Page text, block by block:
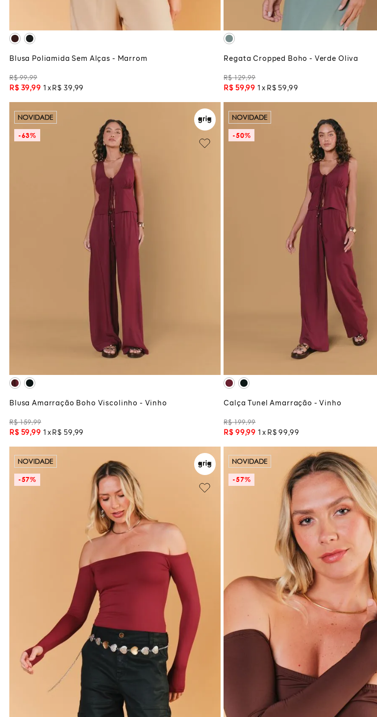
ADICIONAR À SACOLA
Blusa Poliamida Sem Alças - Marrom
R$ 99,99
R$ 39,99 1 R$ 39 ,99
ADICIONAR À SACOLA
Regata Cropped Boho - Verde Oliva
R$ 129,99
R$ 59,99 1 R$ 59 ,99
NOVIDADE
-63%
M
Blusa Amarração Boho Viscolinho - Vinho
R$ 159,99
R$ 59,99 1 R$ 59 ,99
NOVIDADE
-50%
P
ADICIONAR À SACOLA
Calça Tunel Amarração - Vinho
R$ 199,99
R$ 99,99 1 R$ 99 ,99
NOVIDADE
-57%
ADICIONAR À SACOLA
NOVIDADE
-57%
PP
ADICIONAR À SACOLA